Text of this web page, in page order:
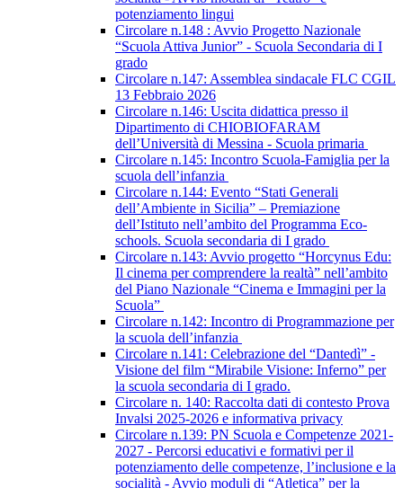
potenziamento lingui
Circolare n.148 : Avvio Progetto Nazionale
“Scuola Attiva Junior” - Scuola Secondaria di I
grado
Circolare n.147: Assemblea sindacale FLC CGIL
13 Febbraio 2026
Circolare n.146: Uscita didattica presso il
Dipartimento di CHIOBIOFARAM
dell’Università di Messina - Scuola primaria
Circolare n.145: Incontro Scuola-Famiglia per la
scuola dell’infanzia
Circolare n.144: Evento “Stati Generali
dell’Ambiente in Sicilia” – Premiazione
dell’Istituto nell’ambito del Programma Eco-
schools. Scuola secondaria di I grado
Circolare n.143: Avvio progetto “Horcynus Edu:
Il cinema per comprendere la realtà” nell’ambito
del Piano Nazionale “Cinema e Immagini per la
Scuola”
Circolare n.142: Incontro di Programmazione per
la scuola dell’infanzia
Circolare n.141: Celebrazione del “Dantedì” -
Visione del film “Mirabile Visione: Inferno” per
la scuola secondaria di I grado.
Circolare n. 140: Raccolta dati di contesto Prova
Invalsi 2025-2026 e informativa privacy
Circolare n.139: PN Scuola e Competenze 2021-
2027 - Percorsi educativi e formativi per il
potenziamento delle competenze, l’inclusione e la
socialità - Avvio moduli di “Atletica” per la